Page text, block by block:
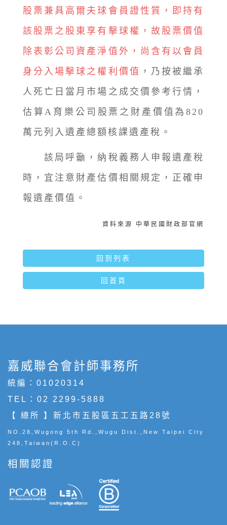
股票兼具高爾夫球會員證性質，即持有
該股票之股東享有擊球權，故股票價值
除表彰公司資產淨值外，尚含有以會員
身分入場擊球之權利價值 ，乃按被繼承
人死亡日當月市場之成交價參考行情，
估算A育樂公司股票之財產價值為820
萬元列入遺產總額核課遺產稅。
該局呼籲，納稅義務人申報遺產稅
時，宜注意財產估價相關規定，正確申
報遺產價值。
資料來源 中華民國財政部官網
回到列表
回首頁
嘉威聯合會計師事務所
統編：01020314
TEL： 02 2299-5888
【 總所 】新北市五股區五工五路28號
NO.28,Wugong 5th Rd.,Wugu Dist.,New Taipei City
248,Taiwan(R.O.C)
相關認證